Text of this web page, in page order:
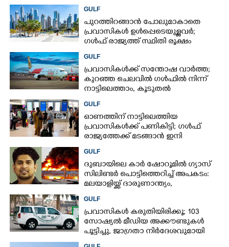
GULF
പുറത്തിറങ്ങാൻ പോലുമാകാതെ
പ്രവാസികൾ ഉൾപ്പെടെയുള്ളവർ;
ഗൾഫ് രാജ്യത്ത് സ്ഥിതി രൂക്ഷം
GULF
പ്രവാസികൾക്ക് സന്തോഷ വാർത്ത;
കുറഞ്ഞ ചെലവിൽ ഗൾഫിൽ നിന്ന്
നാട്ടിലെത്താം,​ കൂടുതൽ
എക്സ്പ്രസ്
GULF
ഓണത്തിന് നാട്ടിലെത്തിയ
പ്രവാസികൾക്ക് പണികിട്ടി; ഗൾഫ്
രാജ്യത്തേക്ക് മടങ്ങാൻ ഇനി
GULF
ദുബായിലെ കാർ ഷോറൂമിൽ ഗ്യാസ്
സിലിണ്ടർ പൊട്ടിത്തെറിച്ച് അപകടം:
മലയാളിയ്ക്ക് ദാരുണാന്ത്യം,
GULF
പ്രവാസികൾ കരുതിയിരിക്കൂ; 103
സോഷ്യൽ മീഡിയ അക്കൗണ്ടുകൾ
പൂട്ടിച്ചു, ജാഗ്രതാ നിർദേശവുമായി